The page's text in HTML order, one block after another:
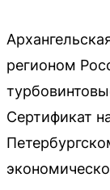
регионом
Сертификат